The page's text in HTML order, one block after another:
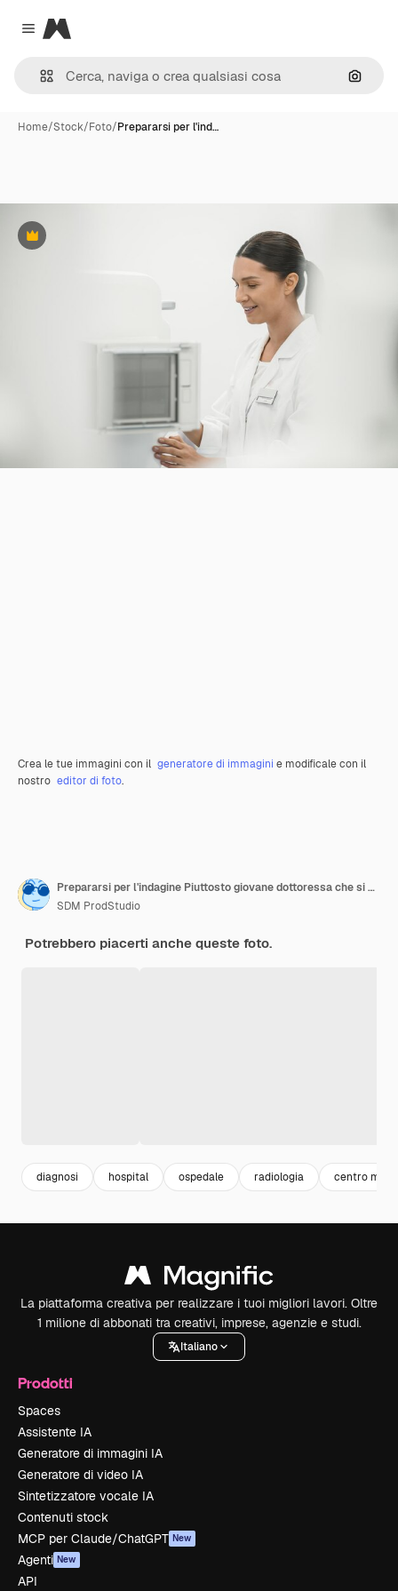
Close menu
Magnific
Cerca
Home/Stock/Foto/Prepararsi per l'ind…
Premium
Crea le tue immagini con il generatore di immagini e modificale con il
nostro editor di foto.
Prepararsi per l'indagine Piuttosto giovane dottoressa che si occupa dell'attrezzatura medica
SDM ProdStudio
Potrebbero piacerti anche queste foto.
diagnosi hospital ospedale radiologia centro
La piattaforma creativa per realizzare i tuoi migliori lavori. Oltre
1 milione di abbonati tra creativi, imprese, agenzie e studi.
Italiano
Prodotti
Spaces
Assistente IA
Generatore di immagini IA
Generatore di video IA
Sintetizzatore vocale IA
Contenuti stock
MCP per Claude/ChatGPT New
Agenti New
API